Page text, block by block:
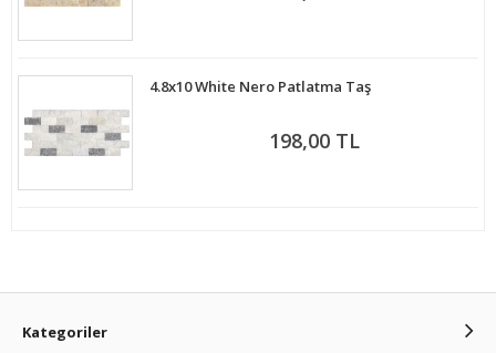
4.8x10 White Nero Patlatma Taş
198,00 TL
Kategoriler